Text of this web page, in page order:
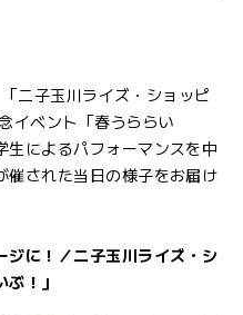
二子玉川ライズ・ショッピ
イベント「春うららい
によるパフォーマンスを中
催された当日の様子をお届け
ジに！／二子玉川ライズ・シ
！」